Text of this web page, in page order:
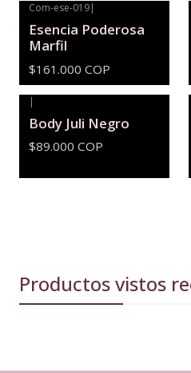
Com-ese-019|
Esencia Poderosa
Marfil
$161.000 COP
|
Body Juli Negro
$89.000 COP
Productos vistos